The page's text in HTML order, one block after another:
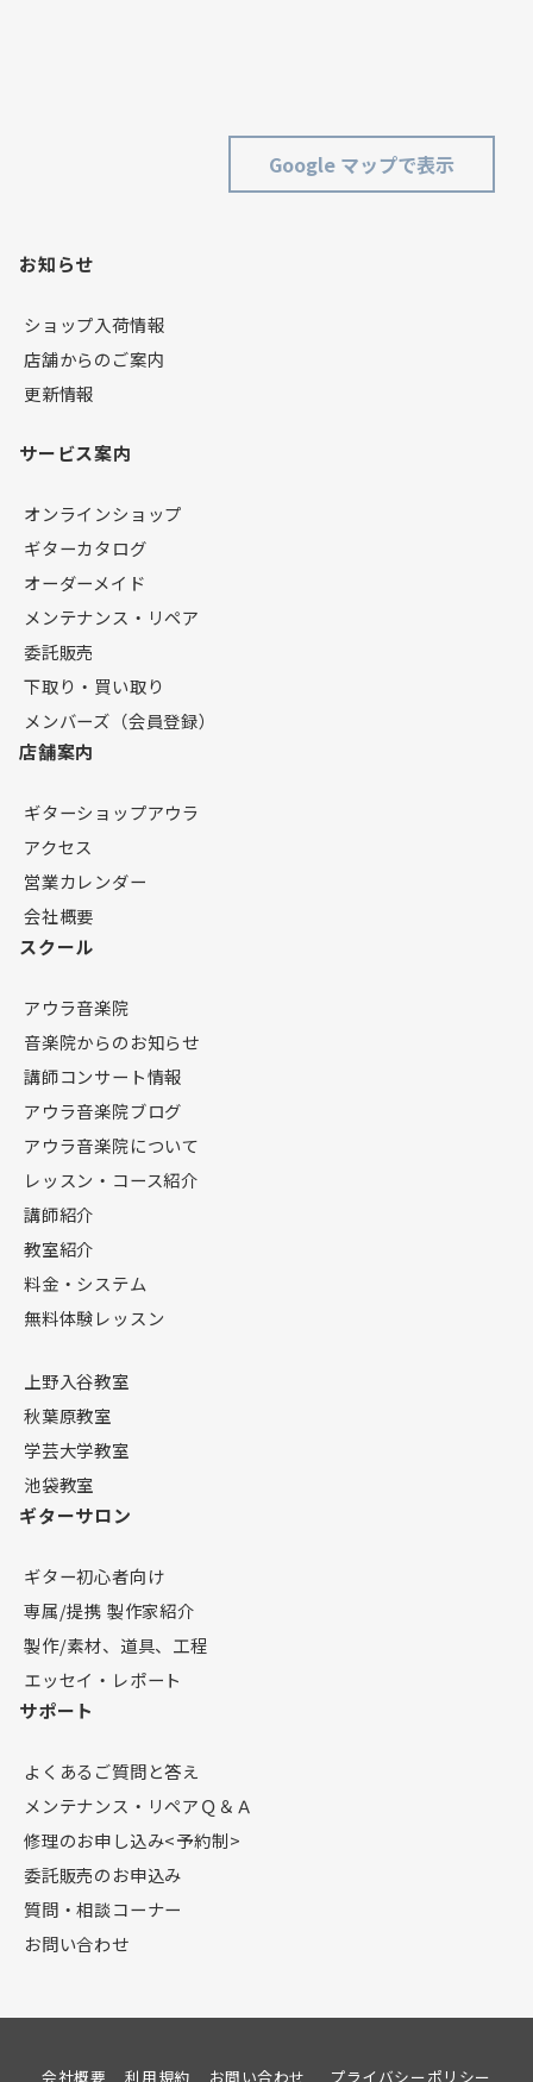
Google マップで表示
お知らせ
ショップ入荷情報
店舗からのご案内
更新情報
サービス案内
オンラインショップ
ギターカタログ
オーダーメイド
メンテナンス・リペア
委託販売
下取り・買い取り
メンバーズ（会員登録）
店舗案内
ギターショップアウラ
アクセス
営業カレンダー
会社概要
スクール
アウラ音楽院
音楽院からのお知らせ
講師コンサート情報
アウラ音楽院ブログ
アウラ音楽院について
レッスン・コース紹介
講師紹介
教室紹介
料金・システム
無料体験レッスン
上野入谷教室
秋葉原教室
学芸大学教室
池袋教室
ギターサロン
ギター初心者向け
専属/提携 製作家紹介
製作/素材、道具、工程
エッセイ・レポート
サポート
よくあるご質問と答え
メンテナンス・リペアＱ＆Ａ
修理のお申し込み<予約制>
委託販売のお申込み
質問・相談コーナー
お問い合わせ
会社概要 利用規約 お問い合わせ プライバシーポリシー